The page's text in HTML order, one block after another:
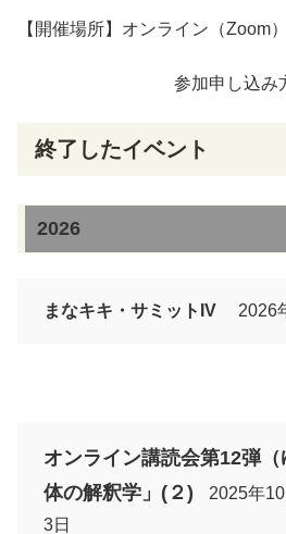
【開催場所】オンライン（Zoom
参加申し込み
終了したイベント
2026
まなキキ・サミットIV 2026
オンライン講読会第12弾
体の解釈学」(２)
2025年
3日